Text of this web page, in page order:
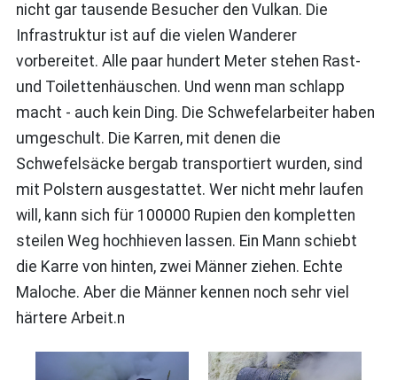
nicht gar tausende Besucher den Vulkan. Die
Infrastruktur ist auf die vielen Wanderer
vorbereitet. Alle paar hundert Meter stehen Rast-
und Toilettenhäuschen. Und wenn man schlapp
macht - auch kein Ding. Die Schwefelarbeiter haben
umgeschult. Die Karren, mit denen die
Schwefelsäcke bergab transportiert wurden, sind
mit Polstern ausgestattet. Wer nicht mehr laufen
will, kann sich für 100000 Rupien den kompletten
steilen Weg hochhieven lassen. Ein Mann schiebt
die Karre von hinten, zwei Männer ziehen. Echte
Maloche. Aber die Männer kennen noch sehr viel
härtere Arbeit.n